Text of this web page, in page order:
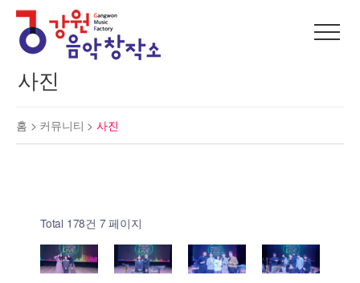
사진
홈 > 커뮤니티 > 사진
Total 178건 7 페이지